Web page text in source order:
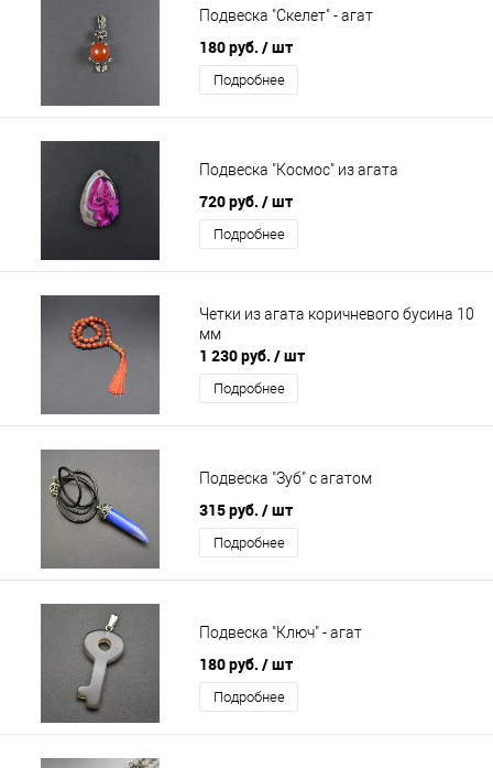
Подвеска "Скелет" - агат
180 руб. / шт
Подробнее
Подвеска "Космос" из агата
720 руб. / шт
Подробнее
Четки из агата коричневого бусина 10
мм
1 230 руб. / шт
Подробнее
Подвеска "Зуб" с агатом
315 руб. / шт
Подробнее
Подвеска "Ключ" - агат
180 руб. / шт
Подробнее